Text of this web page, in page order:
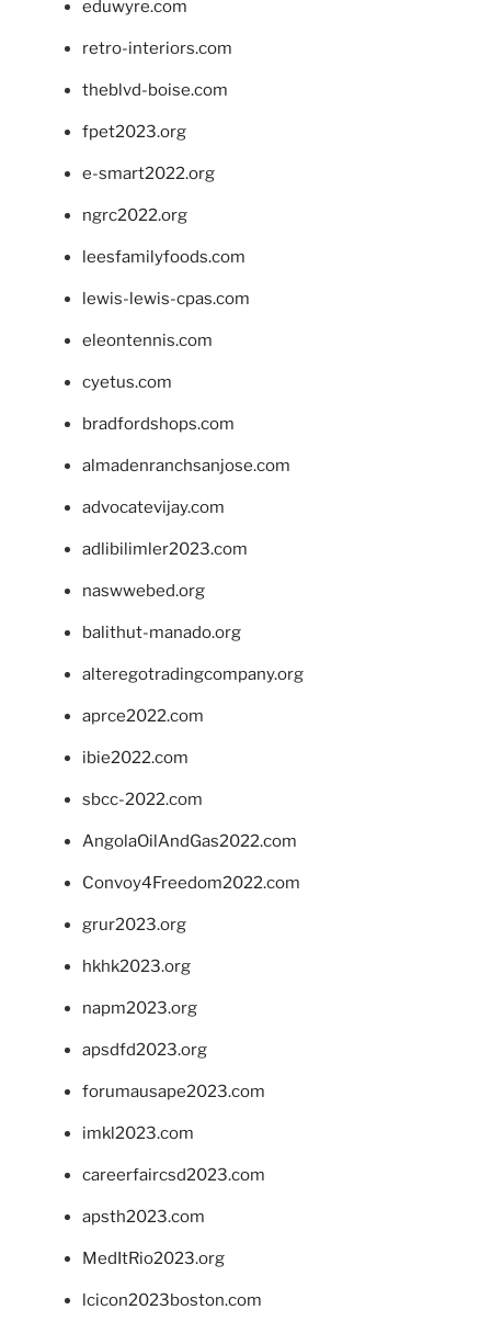
eduwyre.com
retro-interiors.com
theblvd-boise.com
fpet2023.org
e-smart2022.org
ngrc2022.org
leesfamilyfoods.com
lewis-lewis-cpas.com
eleontennis.com
cyetus.com
bradfordshops.com
almadenranchsanjose.com
advocatevijay.com
adlibilimler2023.com
naswwebed.org
balithut-manado.org
alteregotradingcompany.org
aprce2022.com
ibie2022.com
sbcc-2022.com
AngolaOilAndGas2022.com
Convoy4Freedom2022.com
grur2023.org
hkhk2023.org
napm2023.org
apsdfd2023.org
forumausape2023.com
imkl2023.com
careerfaircsd2023.com
apsth2023.com
MedItRio2023.org
lcicon2023boston.com